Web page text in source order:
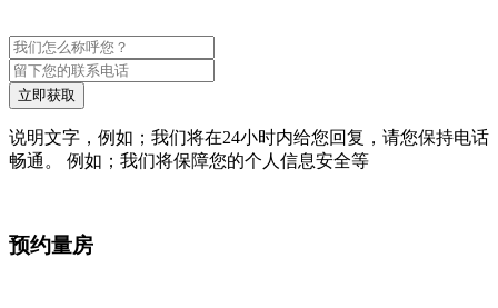
立即获取
说明文字，例如；我们将在24小时内给您回复，请您保持电话
畅通。 例如；我们将保障您的个人信息安全等
预约量房